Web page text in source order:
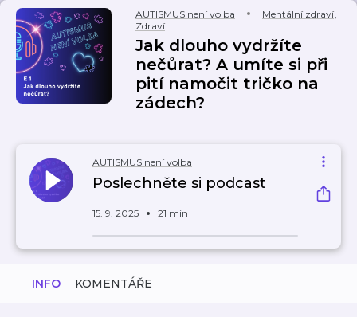
AUTISMUS není volba Mentální zdraví,
Zdraví
Jak dlouho vydržíte
nečůrat? A umíte si při
pití namočit tričko na
zádech?
AUTISMUS není volba
Poslechněte si podcast
15. 9. 2025 21 min
INFO KOMENTÁŘE